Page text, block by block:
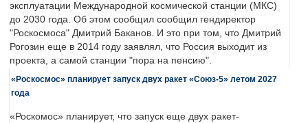
эксплуатации Международной космической станции (МКС)
до 2030 года. Об этом сообщил сообщил гендиректор
"Роскосмоса" Дмитрий Баканов. И это при том, что Дмитрий
Рогозин еще в 2014 году заявлял, что Россия выходит из
проекта, а самой станции "пора на пенсию".
«Роскосмос» планирует запуск двух ракет «Союз-5» летом 2027
года
«Роскомос» планирует, что запуск еще двух ракет-